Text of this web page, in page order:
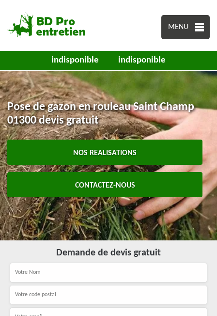
MENU
indisponible indisponible
Pose de gazon en rouleau Saint Champ
01300 devis gratuit
NOS REALISATIONS
CONTACTEZ-NOUS
Demande de devis gratuit